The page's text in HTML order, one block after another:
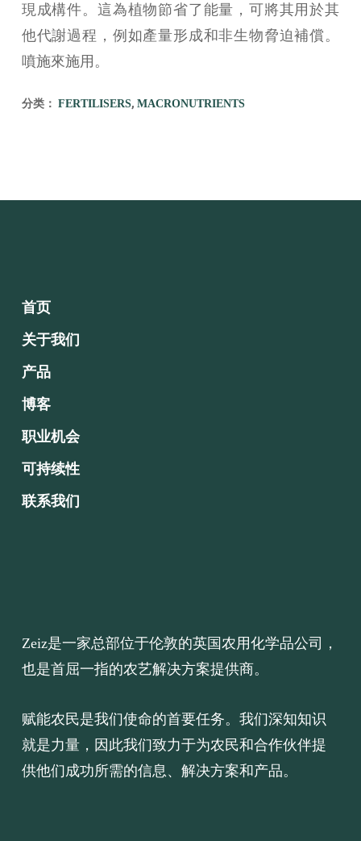
現成構件。這為植物節省了能量，可將其用於其
他代謝過程，例如產量形成和非生物脅迫補償。
噴施來施用。
分类： FERTILISERS, MACRONUTRIENTS
首页
关于我们
产品
博客
职业机会
可持续性
联系我们
Zeiz是一家总部位于伦敦的英国农用化学品公司，
也是首屈一指的农艺解决方案提供商。
赋能农民是我们使命的首要任务。我们深知知识
就是力量，因此我们致力于为农民和合作伙伴提
供他们成功所需的信息、解决方案和产品。